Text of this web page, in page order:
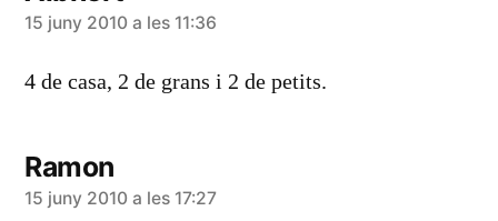
diu:
15 juny 2010 a les 11:36
4 de casa, 2 de grans i 2 de petits.
Ramon
diu:
15 juny 2010 a les 17:27